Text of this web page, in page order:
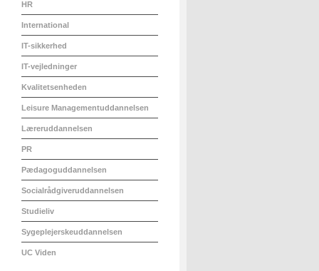
HR
International
IT-sikkerhed
IT-vejledninger
Kvalitetsenheden
Leisure Managementuddannelsen
Læreruddannelsen
PR
Pædagoguddannelsen
Socialrådgiveruddannelsen
Studieliv
Sygeplejerskeuddannelsen
UC Viden